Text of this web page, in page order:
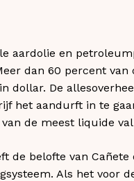
aardolie en
dan 60 percent van
dollar. De
het aandurft in te
van de meest liquide
de belofte van Cañete
Als het voor